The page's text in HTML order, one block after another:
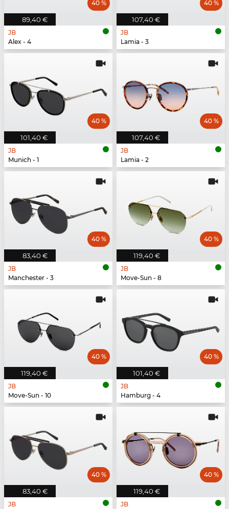
89,40 €
40 %
JB
Alex - 4
107,40 €
40 %
JB
Lamia - 3
101,40 €
40 %
JB
Munich - 1
107,40 €
40 %
JB
Lamia - 2
83,40 €
40 %
JB
Manchester - 3
119,40 €
40 %
JB
Move-Sun - 8
119,40 €
40 %
JB
Move-Sun - 10
101,40 €
40 %
JB
Hamburg - 4
83,40 €
40 %
JB
119,40 €
40 %
JB